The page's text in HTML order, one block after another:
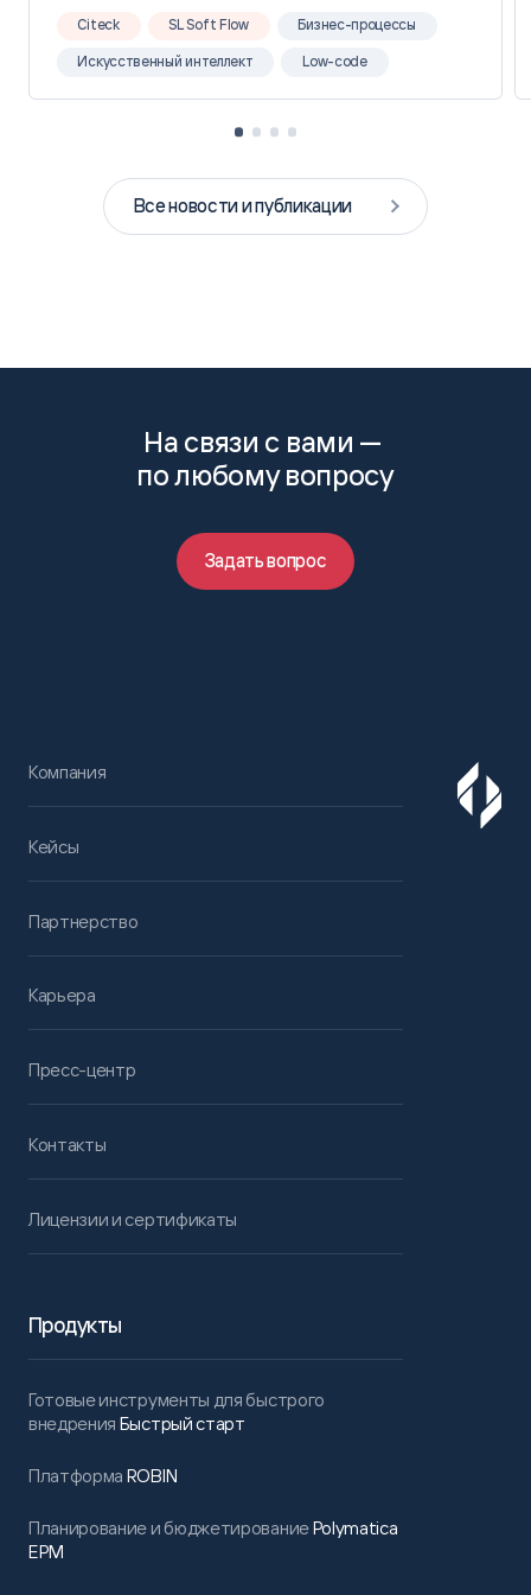
Citeck SL Soft Flow Бизнес-процессы
Искусственный интеллект Low-code
Все новости и публикации
На связи с вами —
по любому вопросу
Задать вопрос
Компания
Кейсы
Партнерство
Карьера
Пресс-центр
Контакты
Лицензии и сертификаты
Продукты
Готовые инструменты для быстрого
внедрения Быстрый старт
Платформа ROBIN
Планирование и бюджетированиеPolymatica
EPM